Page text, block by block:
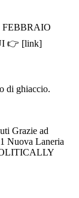
👉 [link]
di ghiaccio.
Grazie ad
Nuova Laneria